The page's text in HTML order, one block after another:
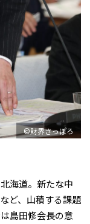
©財界さっぽろ
海道。新たな中
ど、山積する課題
島田修会長の意